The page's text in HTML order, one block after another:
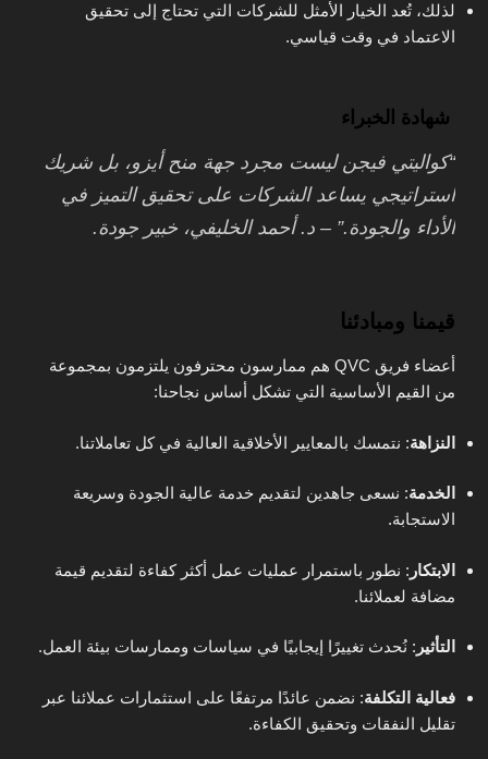
لذلك، تُعد الخيار الأمثل للشركات التي تحتاج إلى تحقيق
الاعتماد في وقت قياسي.
شهادة الخبراء
“كواليتي فيجن ليست مجرد جهة منح أيزو، بل شريك
استراتيجي يساعد الشركات على تحقيق التميز في
الأداء والجودة.” – د. أحمد الخليفي، خبير جودة.
قيمنا ومبادئنا
أعضاء فريق QVC هم ممارسون محترفون يلتزمون بمجموعة
من القيم الأساسية التي تشكل أساس نجاحنا:
النزاهة: نتمسك بالمعايير الأخلاقية العالية في كل تعاملاتنا.
الخدمة: نسعى جاهدين لتقديم خدمة عالية الجودة وسريعة
الاستجابة.
الابتكار : نطور باستمرار عمليات عمل أكثر كفاءة لتقديم قيمة
مضافة لعملائنا.
التأثير : نُحدث تغييرًا إيجابيًا في سياسات وممارسات بيئة العمل.
فعالية التكلفة: نضمن عائدًا مرتفعًا على استثمارات عملائنا عبر
تقليل النفقات وتحقيق الكفاءة.